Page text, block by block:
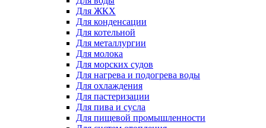
Для ЖКХ
Для конденсации
Для котельной
Для металлургии
Для молока
Для морских судов
Для нагрева и подогрева воды
Для охлаждения
Для пастеризации
Для пива и сусла
Для пищевой промышленности